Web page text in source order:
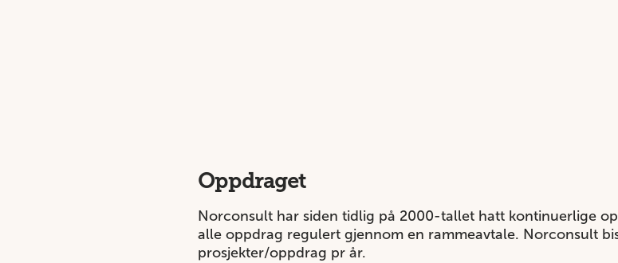
Oppdraget
Norconsult har siden tidlig på 2000-tallet hatt kontinuerlige
alle oppdrag regulert gjennom en rammeavtale. Norconsult
prosjekter/oppdrag pr år.